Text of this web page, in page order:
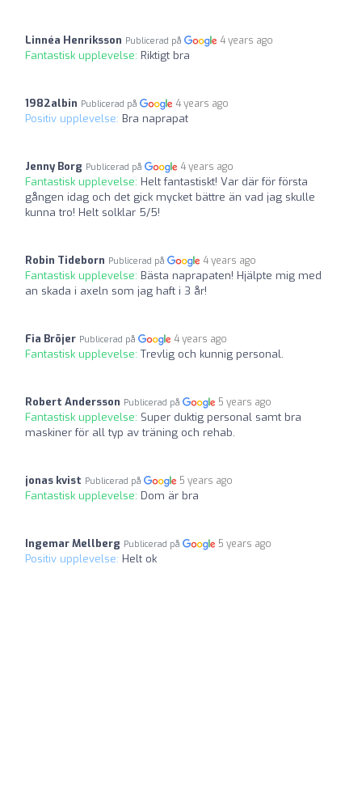
Linnéa Henriksson Publicerad på 4 years ago
Fantastisk upplevelse: Riktigt bra
1982albin Publicerad på 4 years ago
Positiv upplevelse: Bra naprapat
Jenny Borg Publicerad på 4 years ago
Fantastisk upplevelse: Helt fantastiskt! Var där för första
gången idag och det gick mycket bättre än vad jag skulle
kunna tro! Helt solklar 5/5!
Robin Tideborn Publicerad på 4 years ago
Fantastisk upplevelse: Bästa naprapaten! Hjälpte mig med
an skada i axeln som jag haft i 3 år!
Fia Bröjer Publicerad på 4 years ago
Fantastisk upplevelse: Trevlig och kunnig personal.
Robert Andersson Publicerad på 5 years ago
Fantastisk upplevelse: Super duktig personal samt bra
maskiner för all typ av träning och rehab.
jonas kvist Publicerad på 5 years ago
Fantastisk upplevelse: Dom är bra
Ingemar Mellberg Publicerad på 5 years ago
Positiv upplevelse: Helt ok